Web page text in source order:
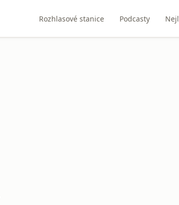
Rozhlasové stanice Podcasty